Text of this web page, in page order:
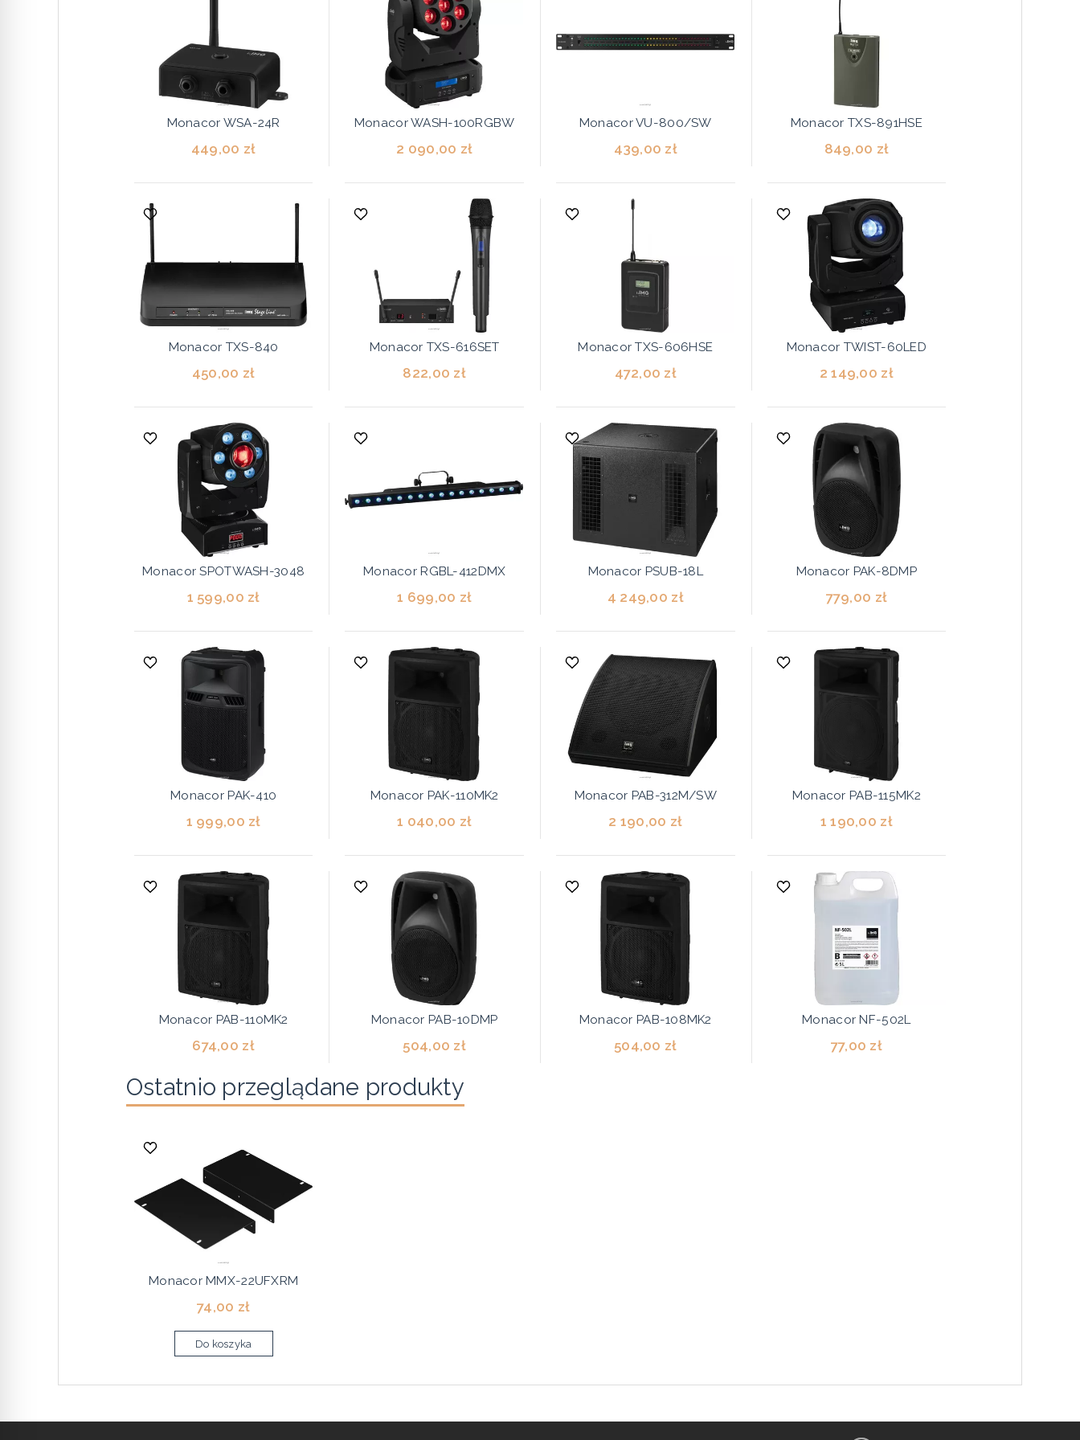
Monacor WSA-24R
449,00 zł
Monacor WASH-100RGBW
2 090,00 zł
Monacor VU-800/SW
439,00 zł
Monacor TXS-891HSE
849,00 zł
Monacor TXS-840
450,00 zł
Monacor TXS-616SET
822,00 zł
Monacor TXS-606HSE
472,00 zł
Monacor TWIST-60LED
2 149,00 zł
Monacor SPOTWASH-3048
1 599,00 zł
Monacor RGBL-412DMX
1 699,00 zł
Monacor PSUB-18L
4 249,00 zł
Monacor PAK-8DMP
779,00 zł
Monacor PAK-410
1 999,00 zł
Monacor PAK-110MK2
1 040,00 zł
Monacor PAB-312M/SW
2 190,00 zł
Monacor PAB-115MK2
1 190,00 zł
Monacor PAB-110MK2
674,00 zł
Monacor PAB-10DMP
504,00 zł
Monacor PAB-108MK2
504,00 zł
Monacor NF-502L
77,00 zł
Ostatnio przeglądane produkty
Monacor MMX-22UFXRM
74,00 zł
Do koszyka